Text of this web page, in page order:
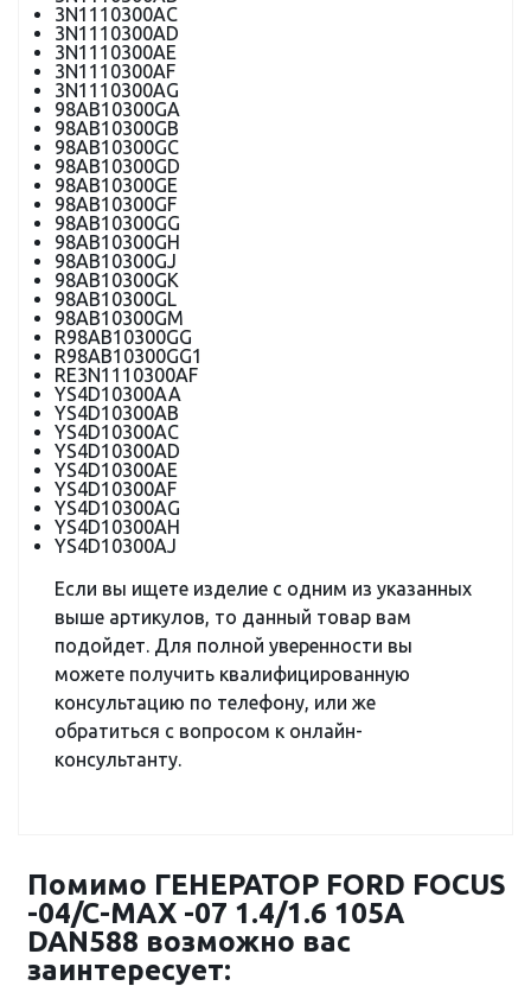
3N1110300AC
3N1110300AD
3N1110300AE
3N1110300AF
3N1110300AG
98AB10300GA
98AB10300GB
98AB10300GC
98AB10300GD
98AB10300GE
98AB10300GF
98AB10300GG
98AB10300GH
98AB10300GJ
98AB10300GK
98AB10300GL
98AB10300GM
R98AB10300GG
R98AB10300GG1
RE3N1110300AF
YS4D10300AA
YS4D10300AB
YS4D10300AC
YS4D10300AD
YS4D10300AE
YS4D10300AF
YS4D10300AG
YS4D10300AH
YS4D10300AJ
Если вы ищете изделие с одним из указанных
выше артикулов, то данный товар вам
подойдет. Для полной уверенности вы
можете получить квалифицированную
консультацию по телефону, или же
обратиться с вопросом к онлайн-
консультанту.
Помимо ГЕНЕРАТОР FORD FOCUS
-04/C-MAX -07 1.4/1.6 105A
DAN588 возможно вас
заинтересует: